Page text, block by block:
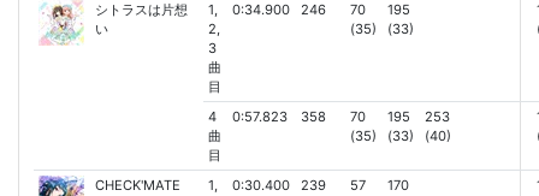
シトラスは片想
い
1,
2,
3
曲
目
0:34.900 246
70
(35)
195
(33)
4
曲
目
0:57.823 358
70
(35)
195
(33)
253
(40)
CHECK'MATE
1,
0:30.400 239
57
170